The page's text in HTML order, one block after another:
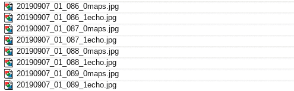
20190907_01_086_0maps.jpg
20190907_01_086_1echo.jpg
20190907_01_087_0maps.jpg
20190907_01_087_1echo.jpg
20190907_01_088_0maps.jpg
20190907_01_088_1echo.jpg
20190907_01_089_0maps.jpg
20190907_01_089_1echo.jpg